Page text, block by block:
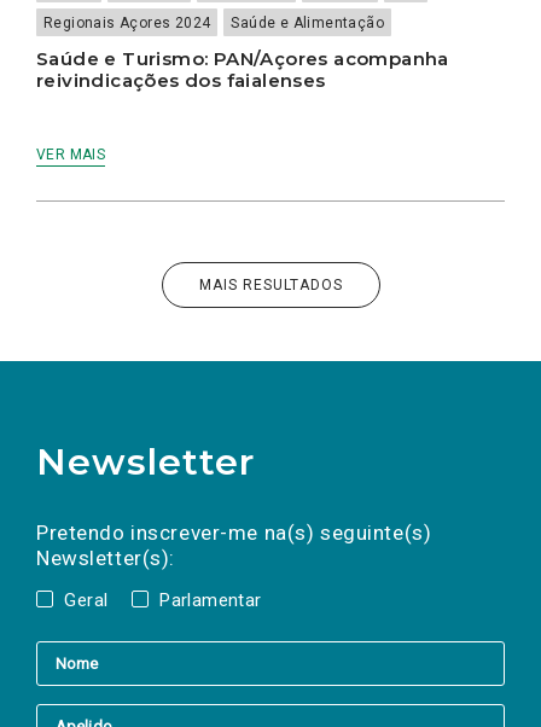
Regionais Açores 2024
Saúde e Alimentação
Saúde e Turismo: PAN/Açores acompanha
reivindicações dos faialenses
VER MAIS
MAIS RESULTADOS
Newsletter
Pretendo inscrever-me na(s) seguinte(s)
Newsletter(s):
Geral Parlamentar
a(s) newsletter(s).
mail